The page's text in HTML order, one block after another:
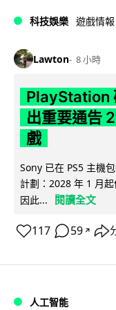
科技娛樂 遊戲情報
Lawton 8 小時
PlayStation
出重要通告
戲
Sony 已在 PS5 主機
計劃：2028 年 1 月
因此...
閱讀全文
117 59 ↗
人工智能